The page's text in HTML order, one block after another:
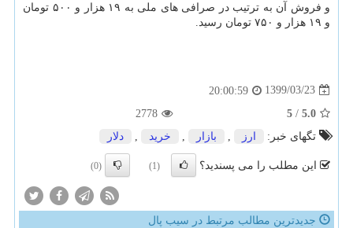
و فروش آن به ترتیب در صرافی های ملی به ۱۹ هزار و ۵۰۰ تومان
و ۱۹ هزار و ۷۵۰ تومان رسید.
1399/03/23
20:00:59
5.0
/
5
2778
تگهای خبر:
ارز , بازار , خرید , دلار
این مطلب را می پسندید؟ (1)
(0)
جدیدترین مطالب مرتبط در سیب پال